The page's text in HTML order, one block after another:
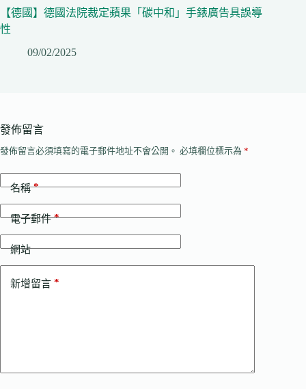
【德國】德國法院裁定蘋果「碳中和」手錶廣告具誤導
性
09/02/2025
發佈留言
發佈留言必須填寫的電子郵件地址不會公開。 必填欄位標示為 *
名稱*
電子郵件*
網站
新增留言 *